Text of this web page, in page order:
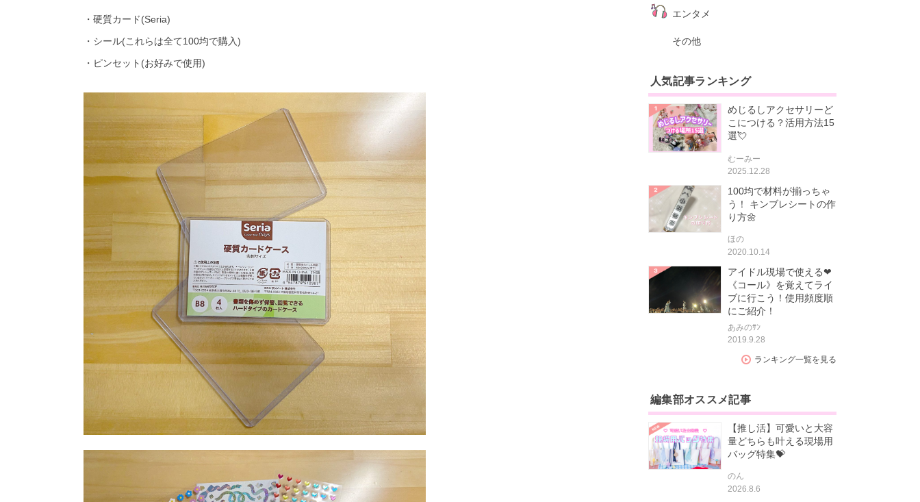
・硬質カード(Seria)
・シール(これらは全て100均で購入)
・ピンセット(お好みで使用)
エンタメ
その他
人気記事ランキング
めじるしアクセサリーど
こにつける？活用方法15
選💘
むーみー
2025.12.28
100均で材料が揃っちゃ
う！ キンブレシートの作
り方🌼
ほの
2020.10.14
アイドル現場で使える❤
《コール》を覚えてライ
ブに行こう！使用頻度順
にご紹介！
あみのｻﾝ
2019.9.28
ランキング一覧を見る
編集部オススメ記事
【推し活】可愛いと大容
量どちらも叶える現場用
バッグ特集💝
のん
2026.8.6